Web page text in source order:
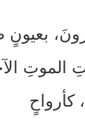
صريحةٍ،
الآخرِ